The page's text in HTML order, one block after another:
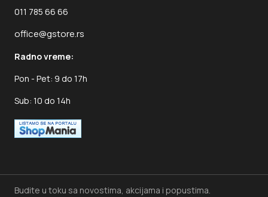
011 785 66 66
office@gstore.rs
Radno vreme:
Pon - Pet: 9 do 17h
Sub: 10 do 14h
Budite u toku sa novostima, akcijama i popustima.